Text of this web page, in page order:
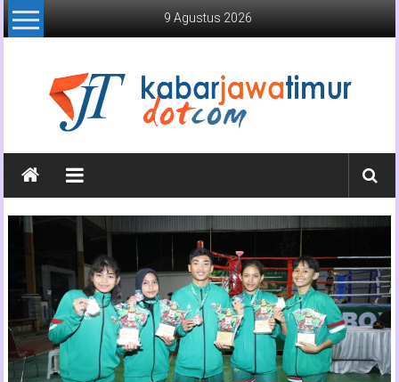
Lompat
ke
9 Agustus 2026
Kabar
Jawa
Timur
Jawa
Timur